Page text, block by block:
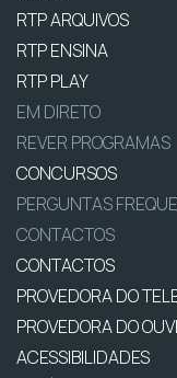
RTP ARQUIVOS
RTP ENSINA
RTP PLAY
EM DIRETO
REVER PROGRAMAS
CONCURSOS
PERGUNTAS
CONTACTOS
CONTACTOS
PROVEDORA DO
PROVEDORA DO
ACESSIBILIDADES